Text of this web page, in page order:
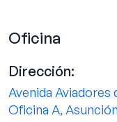
Oficina
Dirección:
Avenida Aviadores
Oficina A,